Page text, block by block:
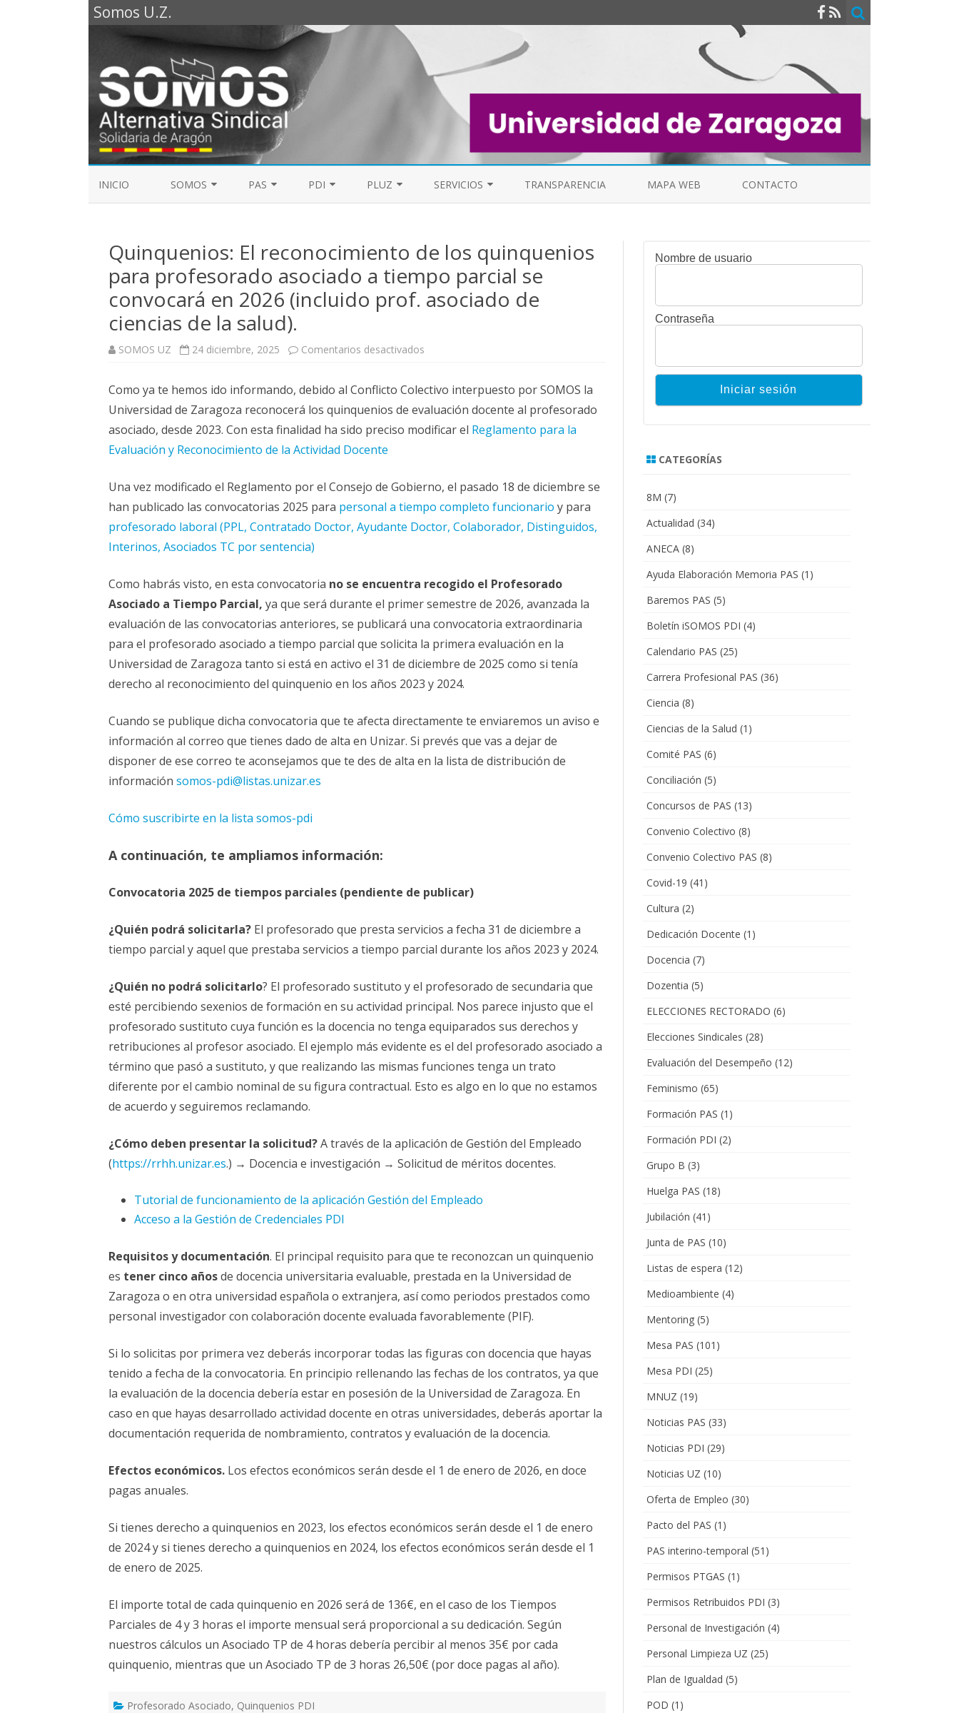
Somos U.Z.
Saltar
al
contenido
INICIO SOMOS
REPRESENTANTES SOMOS PDI
ELECCIONES SINDICALES 2023
ELECCIONES UZ 2015
FEMINISMO E IGUALDAD ACTUALIDAD
IMÁGENES FEMINISTAS
MUJERES DE LA INTERSINDICAL
PAS PDI PLUZ SERVICIOS
FOROS
FORO GENERAL
LISTAS DE CORREO
TRANSPARENCIA MAPA WEB CONTACTO
Quinquenios: El reconocimiento de los quinquenios
para profesorado asociado a tiempo parcial se
convocará en 2026 (incluido prof. asociado de
ciencias de la salud).
SOMOS UZ 24 diciembre, 2025 Comentarios desactivados
de
los
quinquenios
para
profesorado
asociado
convocará
2026
(incluido
prof.
salud).
Como ya te hemos ido informando, debido al Conflicto Colectivo interpuesto por SOMOS la
Universidad de Zaragoza reconocerá los quinquenios de evaluación docente al profesorado
asociado, desde 2023. Con esta finalidad ha sido preciso modificar el Reglamento para la
Evaluación y Reconocimiento de la Actividad Docente
Una vez modificado el Reglamento por el Consejo de Gobierno, el pasado 18 de diciembre se
han publicado las convocatorias 2025 para personal a tiempo completo funcionario y para
profesorado laboral (PPL, Contratado Doctor, Ayudante Doctor, Colaborador, Distinguidos,
Interinos, Asociados TC por sentencia)
Como habrás visto, en esta convocatoria no se encuentra recogido el Profesorado
Asociado a Tiempo Parcial, ya que será durante el primer semestre de 2026, avanzada la
evaluación de las convocatorias anteriores, se publicará una convocatoria extraordinaria
para el profesorado asociado a tiempo parcial que solicita la primera evaluación en la
Universidad de Zaragoza tanto si está en activo el 31 de diciembre de 2025 como si tenía
derecho al reconocimiento del quinquenio en los años 2023 y 2024.
Cuando se publique dicha convocatoria que te afecta directamente te enviaremos un aviso e
información al correo que tienes dado de alta en Unizar. Si prevés que vas a dejar de
disponer de ese correo te aconsejamos que te des de alta en la lista de distribución de
información somos-pdi@listas.unizar.es
Cómo suscribirte en la lista somos-pdi
A continuación, te ampliamos información:
Convocatoria 2025 de tiempos parciales (pendiente de publicar)
¿Quién podrá solicitarla? El profesorado que presta servicios a fecha 31 de diciembre a
tiempo parcial y aquel que prestaba servicios a tiempo parcial durante los años 2023 y 2024.
¿Quién no podrá solicitarlo? El profesorado sustituto y el profesorado de secundaria que
esté percibiendo sexenios de formación en su actividad principal. Nos parece injusto que el
profesorado sustituto cuya función es la docencia no tenga equiparados sus derechos y
retribuciones al profesor asociado. El ejemplo más evidente es el del profesorado asociado a
término que pasó a sustituto, y que realizando las mismas funciones tenga un trato
diferente por el cambio nominal de su figura contractual. Esto es algo en lo que no estamos
de acuerdo y seguiremos reclamando.
¿Cómo deben presentar la solicitud?A través de la aplicación de Gestión del Empleado
(https://rrhh.unizar.es.) → Docencia e investigación → Solicitud de méritos docentes.
Tutorial de funcionamiento de la aplicación Gestión del Empleado
Acceso a la Gestión de Credenciales PDI
Requisitos y documentación. El principal requisito para que te reconozcan un quinquenio
es tener cinco añosde docencia universitaria evaluable, prestada en la Universidad de
Zaragoza o en otra universidad española o extranjera, así como periodos prestados como
personal investigador con colaboración docente evaluada favorablemente (PIF).
Si lo solicitas por primera vez deberás incorporar todas las figuras con docencia que hayas
tenido a fecha de la convocatoria. En principio rellenando las fechas de los contratos, ya que
la evaluación de la docencia debería estar en posesión de la Universidad de Zaragoza. En
caso en que hayas desarrollado actividad docente en otras universidades, deberás aportar la
documentación requerida de nombramiento, contratos y evaluación de la docencia.
Efectos económicos. Los efectos económicos serán desde el 1 de enero de 2026, en doce
pagas anuales.
Si tienes derecho a quinquenios en 2023, los efectos económicos serán desde el 1 de enero
de 2024 y si tienes derecho a quinquenios en 2024, los efectos económicos serán desde el 1
de enero de 2025.
El importe total de cada quinquenio en 2026 será de 136€, en el caso de los Tiempos
Parciales de 4 y 3 horas el importe mensual será proporcional a su dedicación. Según
nuestros cálculos un Asociado TP de 4 horas debería percibir al menos 35€ por cada
quinquenio, mientras que un Asociado TP de 3 horas 26,50€ (por doce pagas al año).
Profesorado Asociado, Quinquenios PDI
Nombre de usuario
Contraseña
CATEGORÍAS
8M (7)
Actualidad (34)
ANECA(8)
Ayuda Elaboración Memoria PAS (1)
Baremos PAS (5)
Boletín iSOMOS PDI (4)
Calendario PAS (25)
Carrera Profesional PAS (36)
Ciencia (8)
Ciencias de la Salud (1)
Comité PAS (6)
Conciliación (5)
Concursos de PAS (13)
Convenio Colectivo (8)
Convenio Colectivo PAS (8)
Covid-19 (41)
Cultura (2)
Dedicación Docente (1)
Docencia (7)
Dozentia (5)
ELECCIONES RECTORADO (6)
Elecciones Sindicales (28)
Evaluación del Desempeño (12)
Feminismo (65)
Formación PAS (1)
Formación PDI (2)
Grupo B (3)
Huelga PAS (18)
Jubilación (41)
Junta de PAS (10)
Listas de espera (12)
Medioambiente (4)
Mentoring(5)
Mesa PAS (101)
Mesa PDI (25)
MNUZ (19)
Noticias PAS (33)
Noticias PDI (29)
Noticias UZ (10)
Oferta de Empleo (30)
Pacto del PAS (1)
PAS interino-temporal (51)
Permisos PTGAS (1)
Permisos Retribuidos PDI (3)
Personal de Investigación (4)
Personal Limpieza UZ (25)
Plan de Igualdad (5)
POD (1)